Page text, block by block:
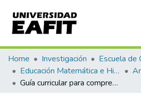
Communities & Collections
All of DSpace
Home Investigación
Educación Matemática e Historia (EAFIT - U de A)
Guía curricular para comprender algunos conceptos geométricos en el contexto de café